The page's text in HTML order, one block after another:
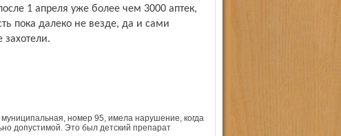
1 апреля уже более чем 3000 аптек,
пока далеко не везде, да и сами
муниципальная, номер 95, имела нарушение, когда
допустимой. Это был детский препарат